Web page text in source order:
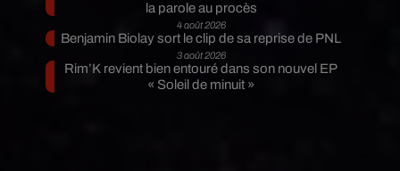
la parole au procès
4 août 2026
Benjamin Biolay sort le clip de sa reprise de PNL
3 août 2026
Rim’K revient bien entouré dans son nouvel EP
« Soleil de minuit »